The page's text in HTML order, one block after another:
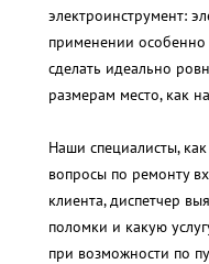
электроинструмент:
применении
сделать идеально
размерам место, как
Наши специалисты,
вопросы по ремонту
клиента, диспетчер
поломки и какую
при возможности по